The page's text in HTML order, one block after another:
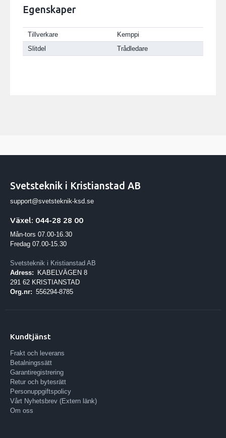
Egenskaper
Tillverkare
Kemppi
Slitdel
Trådledare
Svetsteknik i Kristianstad AB
support@svetsteknik-ksd.se
Växel: 044-28 28 00
Mån-tors 07.00-16.30
Fredag 07.00-15.30
Svetsteknik i Kristianstad AB
Adress:
KABELVÄGEN 8
291 62 KRISTIANSTAD
Org.nr: 556294-8785
Kundtjänst
Frakt och leverans
Betalningssätt
Garantiregistrering
Retur och bytesrätt
Personuppgiftspolicy
Vårt Nyhetsbrev (Extern länk)
Om oss